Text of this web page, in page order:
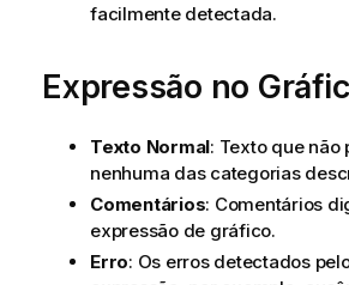
facilmente detectada.
Expressão no
Texto Normal: Texto que não
nenhuma das categorias
Comentários: Comentários
expressão de gráfico.
Erro: Os erros detectados